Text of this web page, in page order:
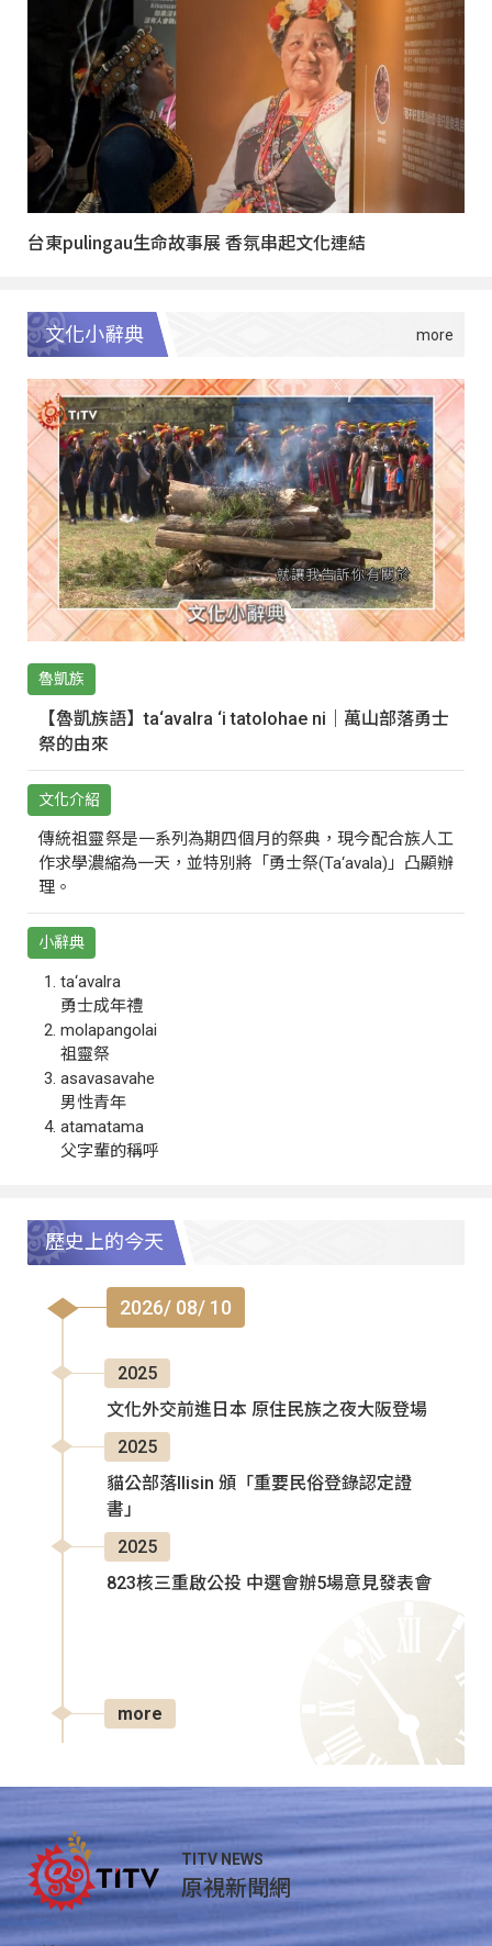
台東pulingau生命故事展 香氛串起文化連結
文化小辭典
魯凱族
【魯凱族語】ta‘avalra ‘i tatolohae ni｜萬山部落勇士
祭的由來
文化介紹
傳統祖靈祭是一系列為期四個月的祭典，現今配合族人工
作求學濃縮為一天，並特別將「勇士祭(Ta‘avala)」凸顯辦
理。
小辭典
ta‘avalra
勇士成年禮
molapangolai
祖靈祭
asavasavahe
男性青年
atamatama
父字輩的稱呼
歷史上的今天
2026/ 08/ 10
2025
文化外交前進日本 原住民族之夜大阪登場
2025
貓公部落Ilisin 頒「重要民俗登錄認定證
書」
2025
823核三重啟公投 中選會辦5場意見發表會
more
TITV NEWS
原視新聞網